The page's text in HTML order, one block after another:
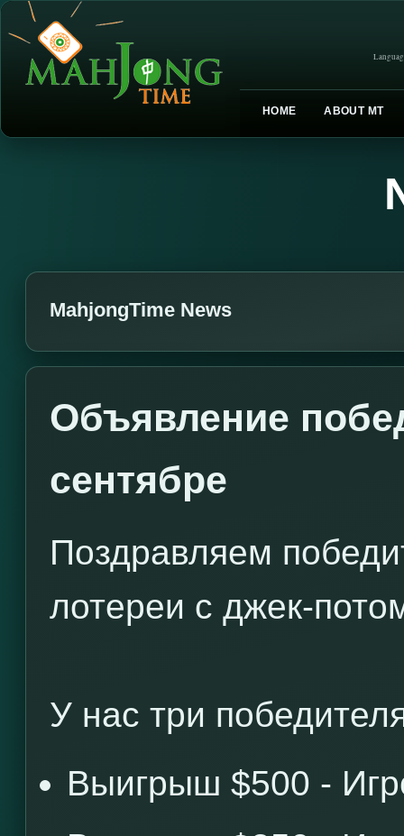
HOME ABOUT MT
MahjongTime News
Объявление
сентябре
Поздравляем
лотереи с джек-
У нас три
Выигрыш $500 -